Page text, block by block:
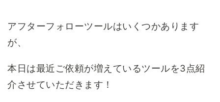
アフターフォローツールはいくつかあります
が、
本日は最近ご依頼が増えているツールを3点紹
介させていただきます！